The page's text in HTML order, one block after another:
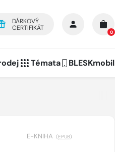
DÁRKOVÝ
CERTIFIKÁT
0
Témata BLESKmobil
E-KNIHA (EPUB)